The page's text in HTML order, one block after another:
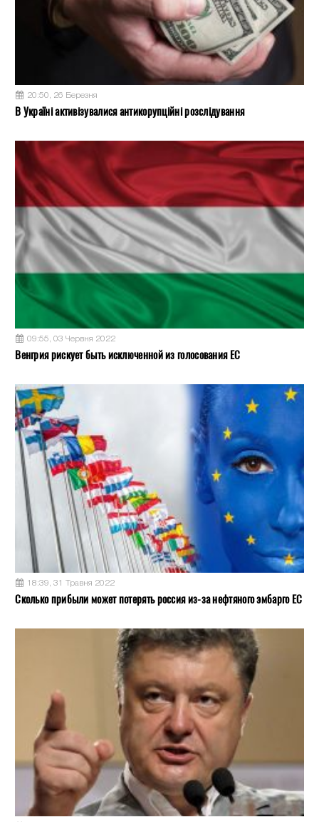
20:50, 26 Березня
В Україні активізувалися антикорупційні розслідування
09:55, 03 Червня 2022
Венгрия рискует быть исключенной из голосования ЕС
18:39, 31 Травня 2022
Сколько прибыли может потерять россия из-за нефтяного эмбарго ЕС